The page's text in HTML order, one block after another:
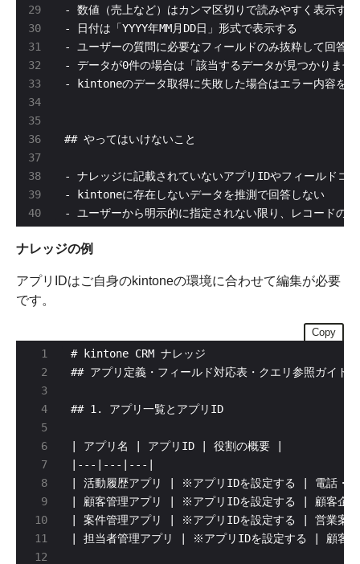
29
30
31
33
34
35
36
37
38
39
40
- ユーザーから明示的に指定されない限り、レコードの
ナレッジの例
アプリIDはご自身のkintoneの環境に合わせて編集が必要
です。
Copy
  1
  3
  4
  5
  6
  7
  8
  9
10
11